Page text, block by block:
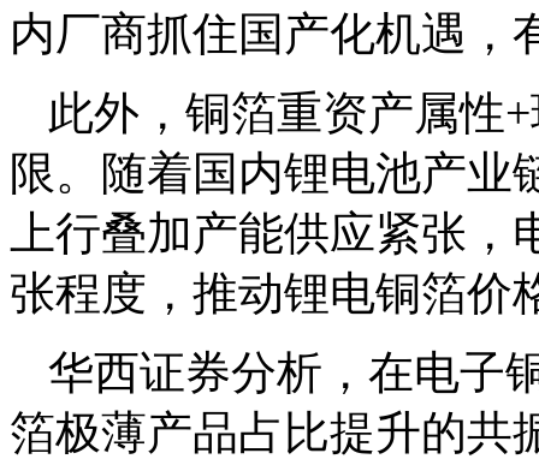
内厂商抓住国产化机遇，
此外，铜箔重资产属性
限。随着国内锂电池产业
上行叠加产能供应紧张
张程度，推动锂电铜箔价
华西证券分析，在电子
箔极薄产品占比提升的共